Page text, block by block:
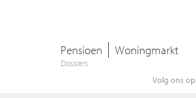
Pensioen Woningmarkt
Dossiers
Volg ons op